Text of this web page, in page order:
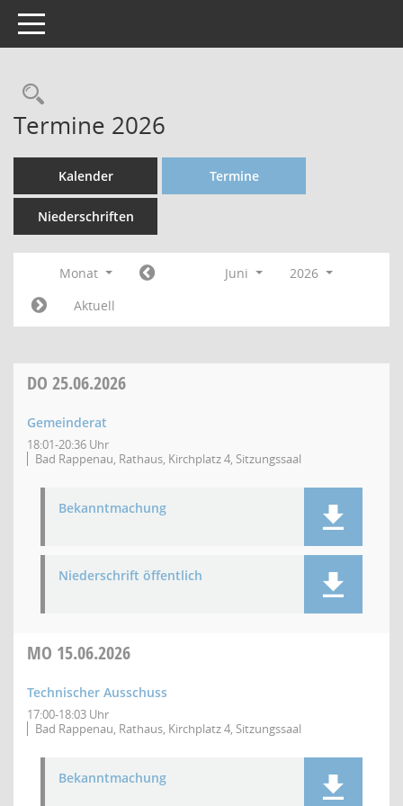
Toggle navigation
Termine 2026
Kalender Termine
Niederschriften
Monat Juni
2026
Aktuell
DO 25.06.2026
Gemeinderat
18:01-20:36 Uhr
Bad Rappenau, Rathaus, Kirchplatz 4, Sitzungssaal
Bekanntmachung
Niederschrift öffentlich
MO 15.06.2026
Technischer Ausschuss
17:00-18:03 Uhr
Bad Rappenau, Rathaus, Kirchplatz 4, Sitzungssaal
Bekanntmachung